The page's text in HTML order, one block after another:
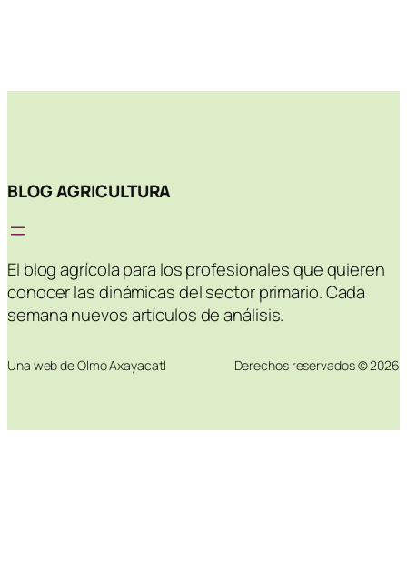
BLOG AGRICULTURA
El blog agrícola para los profesionales que quieren
conocer las dinámicas del sector primario. Cada
semana nuevos artículos de análisis.
Una web de Olmo Axayacatl Derechos reservados © 2026